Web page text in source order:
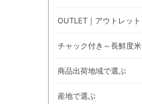
OUTLET｜アウトレット
チャック付き～長鮮度米
商品出荷地域で選ぶ
産地で選ぶ